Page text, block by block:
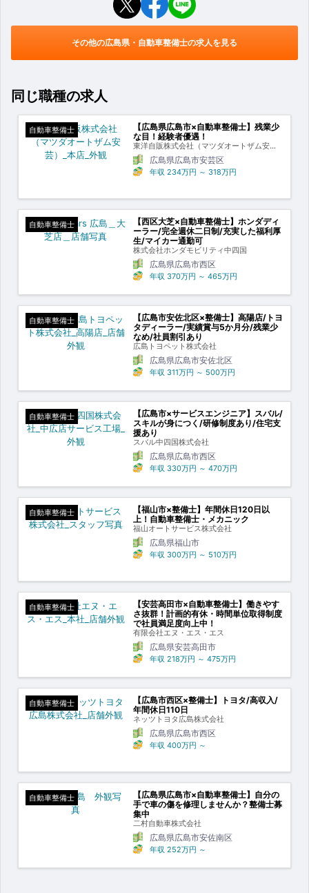
その他の広島県・自動車整備士の求人を見る
同じ職種の求人
自動車整備士
【広島県広島市×自動車整備士】残業少
な目！経験者優遇！
東洋自販株式会社（マツダオートザム安
芸）
広島県広島市安芸区
年収 234万円 ～ 318万円
自動車整備士
【西区大芝×自動車整備士】ホンダディ
ーラー/完全週休二日制/充実した福利厚
生/マイカー通勤可
株式会社ホンダモビリティ中四国
広島県広島市西区
年収 370万円 ～ 465万円
自動車整備士
【広島市安佐北区×整備士】高陽店/トヨ
タディーラー/実績賞与5か月分/残業少
なめ/社員割引あり
広島トヨペット株式会社
広島県広島市安佐北区
年収 311万円 ～ 500万円
自動車整備士
【広島市×サービスエンジニア】スバル/
スキルが身につく/研修制度あり/住宅支
援あり
スバル中四国株式会社
広島県広島市西区
年収 330万円 ～ 470万円
自動車整備士
【福山市×整備士】年間休日120日以
上！自動車整備士・メカニック
福山オートサービス株式会社
広島県福山市
年収 300万円 ～ 510万円
自動車整備士
【安芸高田市×自動車整備士】働きやす
さ抜群！計画的有休・時間単位取得制度
で社員満足度向上中！
有限会社エヌ・エス・エス
広島県安芸高田市
年収 218万円 ～ 475万円
自動車整備士
【広島市西区×整備士】トヨタ/高収入/
年間休日110日
ネッツトヨタ広島株式会社
広島県広島市西区
年収 400万円 ～
自動車整備士
【広島県広島市×自動車整備士】自分の
手で車の傷を修理しませんか？整備士募
集中
二村自動車株式会社
広島県広島市安佐南区
年収 252万円 ～